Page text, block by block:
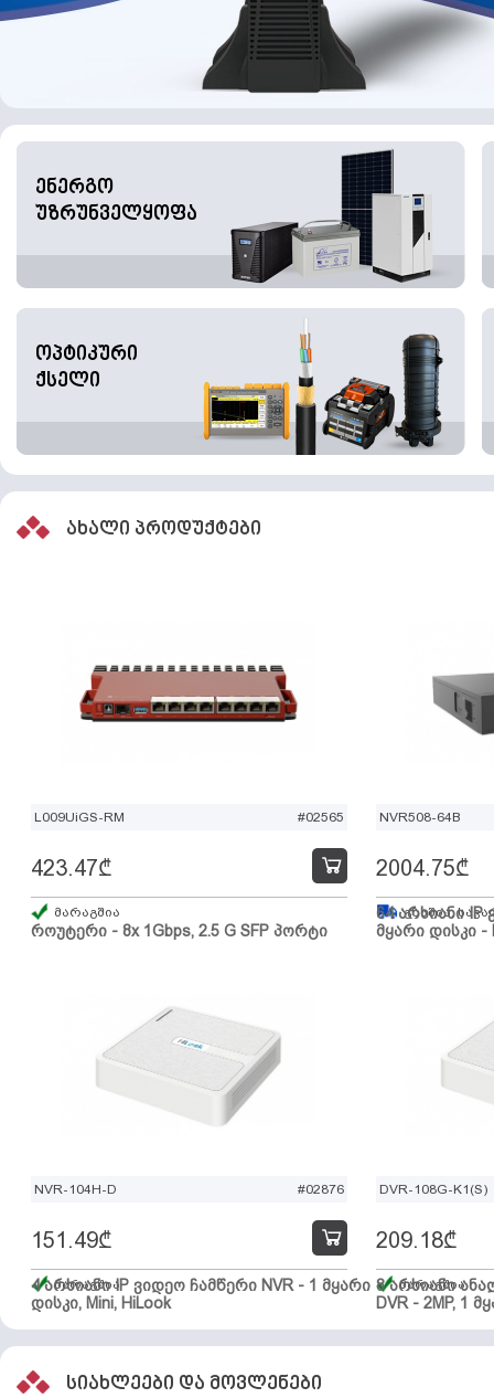
ენერგო
უზრუნველყოფა
ოპტიკური
ქსელი
ახალი პროდუქტები
L009UiGS-RM #02565
როუტერი - 8x 1Gbps, 2.5 G SFP პორტი
423.47₾
მარაგშია
NVR508-64B
64 არხიანი IP
მყარი დისკი -
2004.75₾
გზაშია,
NVR-104H-D #02876
4 არხიანი IP ვიდეო ჩამწერი NVR - 1 მყარი
დისკი, Mini, HiLook
151.49₾
მარაგშია
DVR-108G-K1(S)
8 არხიანი
DVR - 2MP, 1
209.18₾
მარაგშია
სიახლეები და მოვლენები